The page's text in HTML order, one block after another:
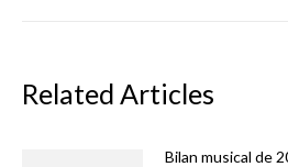
Related Articles
Bilan musical de